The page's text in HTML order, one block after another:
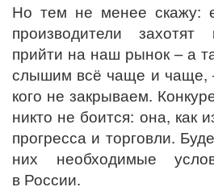
Но тем не менее скажу:
производители захотят
прийти на наш рынок – а
слышим всё чаще и чаще,
кого не закрываем.
никто не боится: она, как
прогресса и торговли.
них необходимые
в России.